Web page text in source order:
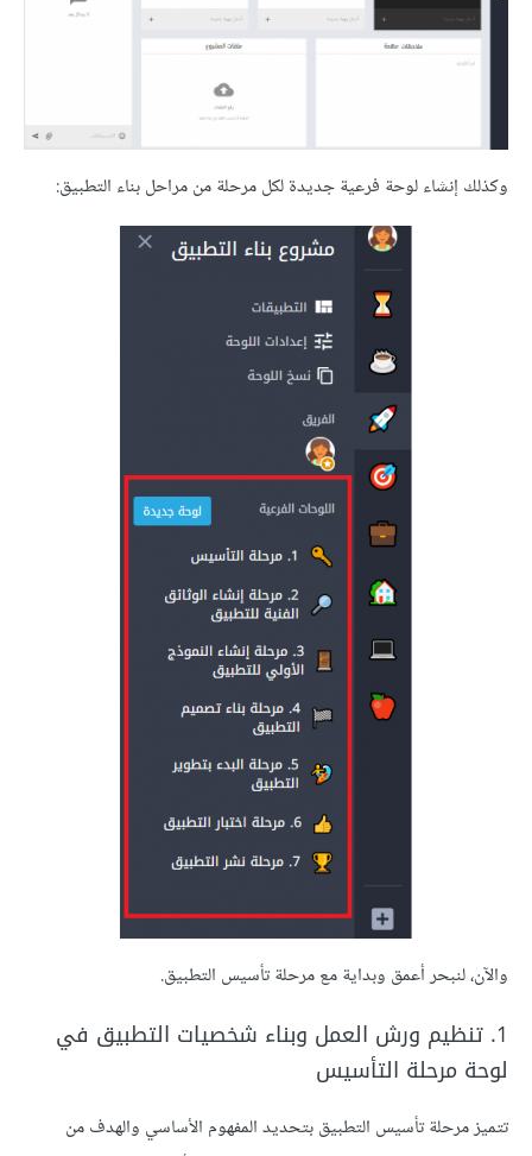
وكذلك إنشاء لوحة فرعية جديدة لكل مرحلة من مراحل بناء التطبيق:
والآن، لنبحر أعمق وبداية مع مرحلة تأسيس التطبيق.
1. تنظيم ورش العمل وبناء شخصيات التطبيق في
لوحة مرحلة التأسيس
تتميز مرحلة تأسيس التطبيق بتحديد المفهوم الأساسي والهدف من